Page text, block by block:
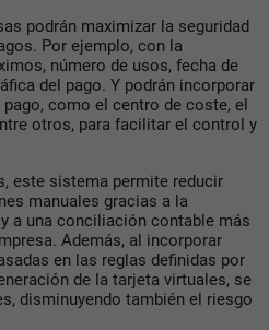
podrán maximizar la seguridad
Por ejemplo, con la
número de usos, fecha de
del pago. Y podrán incorporar
como el centro de coste, el
otros, para facilitar el control y
este sistema permite reducir
manuales gracias a la
a una conciliación contable más
Además, al incorporar
en las reglas definidas por
de la tarjeta virtuales, se
disminuyendo también el riesgo